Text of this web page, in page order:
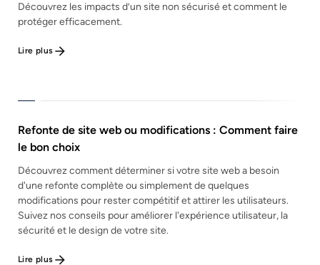
Découvrez les impacts d’un site non sécurisé et comment le
protéger efficacement.
Lire plus
Refonte de site web ou modifications : Comment faire
le bon choix
Découvrez comment déterminer si votre site web a besoin
d'une refonte complète ou simplement de quelques
modifications pour rester compétitif et attirer les utilisateurs.
Suivez nos conseils pour améliorer l'expérience utilisateur, la
sécurité et le design de votre site.
Lire plus